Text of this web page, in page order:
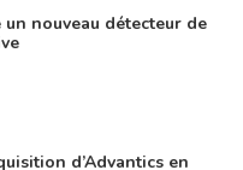
nouveau détecteur de
d’Advantics en